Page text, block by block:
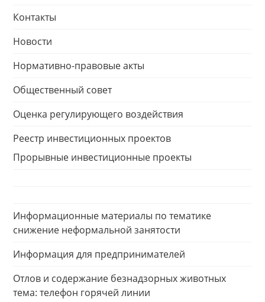
Контакты
Новости
Нормативно-правовые акты
Общественный совет
Оценка регулирующего воздействия
Реестр инвестиционных проектов
Прорывные инвестиционные проекты
Информационные материалы по тематике
снижение неформальной занятости
Информация для предпринимателей
Отлов и содержание безнадзорных животных
тема: телефон горячей линии